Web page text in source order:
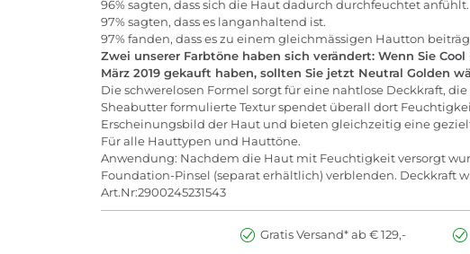
96% sagten, dass sich die Haut dadurch durchfeuchtet anfühlt.
97% sagten, dass es langanhaltend ist.
97% fanden, dass es zu einem gleichmässigen Hautton
Zwei unserer Farbtöne haben sich verändert: Wenn Sie
März 2019 gekauft haben, sollten Sie jetzt Neutral Golden
Die schwerelosen Formel sorgt für eine nahtlose Deckkraft,
Sheabutter formulierte Textur spendet überall dort
Erscheinungsbild der Haut und bieten gleichzeitig eine
Für alle Hauttypen und Hauttöne.
Anwendung: Nachdem die Haut mit Feuchtigkeit versorgt
Foundation-Pinsel (separat erhältlich) verblenden. Deckkraft
Art.Nr:2900245231543
Gratis Versand* ab € 129,-